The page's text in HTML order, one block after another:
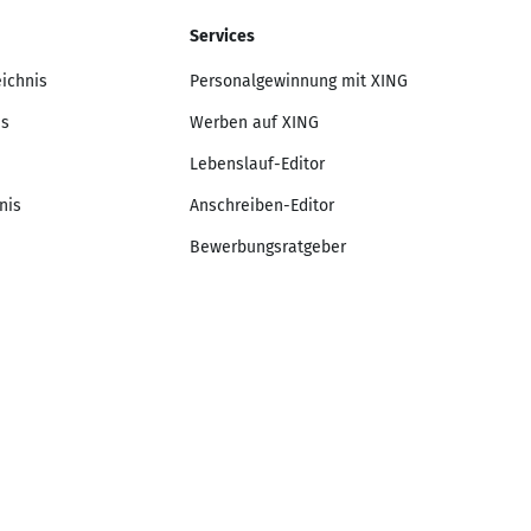
Services
Personalgewinnung mit XING
Werben auf XING
Lebenslauf-Editor
Anschreiben-Editor
Bewerbungsratgeber